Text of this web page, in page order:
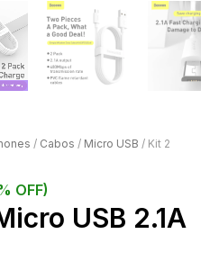
/ Cabos / Micro USB / Kit 2
OFF)
USB 2.1A